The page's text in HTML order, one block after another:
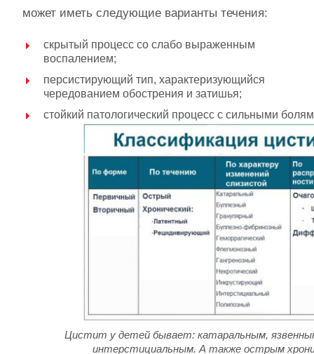
может иметь следующие варианты течения:
скрытый процесс со слабо выраженным
воспалением;
персистирующий тип, характеризующийся
чередованием обострения и затишья;
стойкий патологический процесс с сильными
Цистит у детей бывает: катаральным,
интерстициальным. А также острым